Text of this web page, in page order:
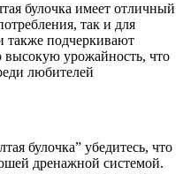
булочка имеет отличный
так и для
также подчеркивают
высокую урожайность, что
любителей
булочка” убедитесь, что
дренажной системой.